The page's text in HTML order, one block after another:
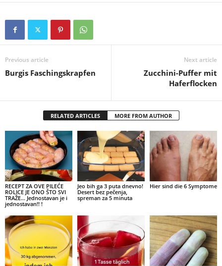
Previous article
Burgis Faschingskrapfen
Next article
Zucchini-Puffer mit
Haferflocken
RELATED ARTICLES MORE FROM AUTHOR
RECEPT ZA OVE PILEĆE
ROLICE JE ONO ŠTO SVI
TRAŽE… Jednostavan je i
jednostavan!! !
Jeo bih ga 3 puta dnevno!
Desert bez pečenja,
spreman za 5 minuta
Hier sind die 6 Symptome